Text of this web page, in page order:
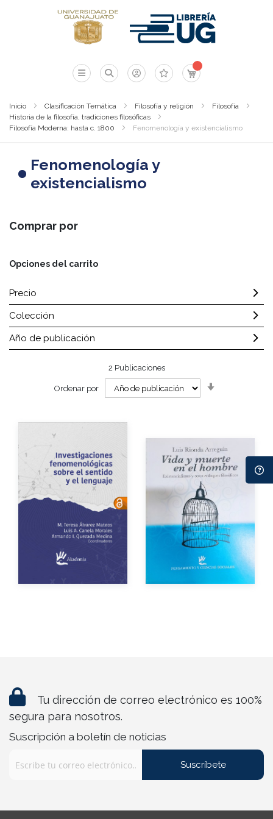
Mi carrito
Inicio Clasificación Temática Filosofía y religión
Filosofía
Historia de la filosofía, tradiciones filosóficas
Filosofía Moderna: hasta c. 1800
Fenomenología y existencialismo
Fenomenología y
existencialismo
Comprar por
Opciones del carrito
Precio
Colección
Año de publicación
2 Publicaciones
Ordenar por
Autores
Año de edición
Autor
Año de edición
$100.00
Tu dirección de correo electrónico es 100%
segura para nosotros.
Suscripción a boletín de noticias
Suscríbete